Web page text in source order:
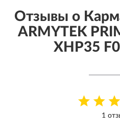
Отзывы о
ARMYTEK
XHP35
1